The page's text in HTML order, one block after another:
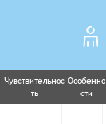
Чувствительнос
ть
Особенно
сти